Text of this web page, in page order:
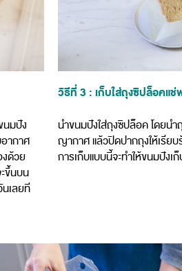
นมปัง
ากาศ
งด้วย
ขึ้นบน
เลยที
วิธีที่ 3 : เก็บใส่ถุงซิปล็อคแ
นำขนมปังใส่ถุงซิปล็อค โดยน
ญากาศ แล้วปิดปากถุงให้เรีย
การเก็บแบบนี้จะทำให้ขนมปัง